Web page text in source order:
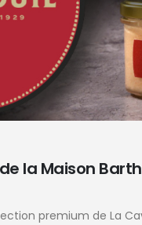
la Maison
premium de La